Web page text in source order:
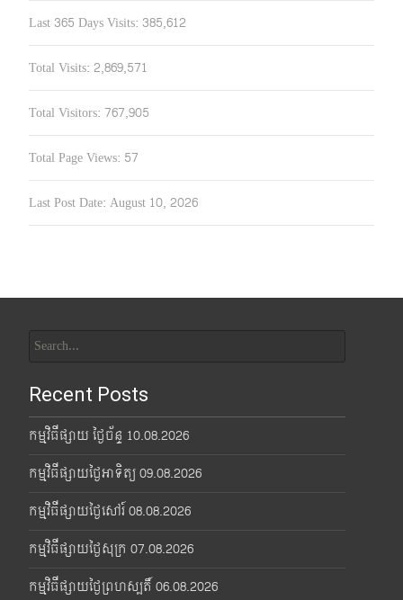
Last 365 Days Visits: 385,612
Total Visits: 2,869,571
Total Visitors: 767,905
Total Page Views: 57
Last Post Date: August 10, 2026
for:
Recent Posts
កម្មវិធីផ្សាយ ថ្ងៃច័ន្ទ 10.08.2026
កម្មវិធីផ្សាយថ្ងៃអាទិត្យ 09.08.2026
កម្មវិធីផ្សាយថ្ងៃសៅរ៍ 08.08.2026
កម្មវិធីផ្សាយថ្ងៃសុក្រ 07.08.2026
កម្មវិធីផ្សាយថ្ងៃព្រហស្បតិ៍ 06.08.2026